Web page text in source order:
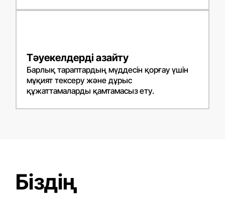
Тәуекелдерді азайту
Барлық тараптардың мүддесін қорғау үшін
мұқият тексеру және дұрыс
құжаттамаларды қамтамасыз ету.
Біздің